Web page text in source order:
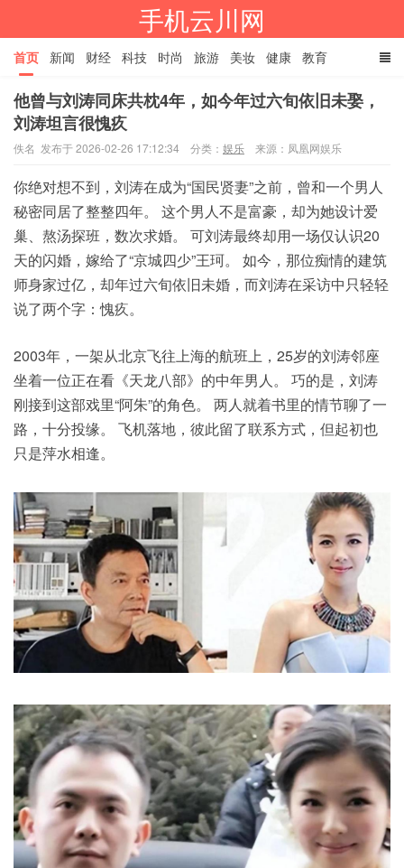
手机云川网
首页 新闻 财经 科技 时尚 旅游 美妆 健康 教育
餐饮 娱乐 体育 家居 TAGS
他曾与刘涛同床共枕4年，如今年过六旬依旧未娶，
刘涛坦言很愧疚
佚名 发布于 2026-02-26 17:12:34 分类： 娱乐 来源：凤凰网娱乐
你绝对想不到， 刘涛在成为“国民贤妻”之前，曾和一个男人
秘密同居了整整四年。 这个男人不是富豪，却为她设计爱
巢、熬汤探班，数次求婚。 可刘涛最终却用一场仅认识20
天的闪婚 ，嫁给了“京城四少”王珂。 如今，那位痴情的建筑
师身家过亿，却年过六旬依旧未婚，而刘涛在采访中只轻轻
说了两个字：愧疚。
2003年，一架从北京飞往上海的航班上，25岁的刘涛邻座
坐着一位正在看《天龙八部》的中年男人。 巧的是，刘涛
刚接到这部戏里“阿朱”的角色。 两人就着书里的情节聊了一
路，十分投缘。 飞机落地，彼此留了联系方式，但起初也
只是萍水相逢。